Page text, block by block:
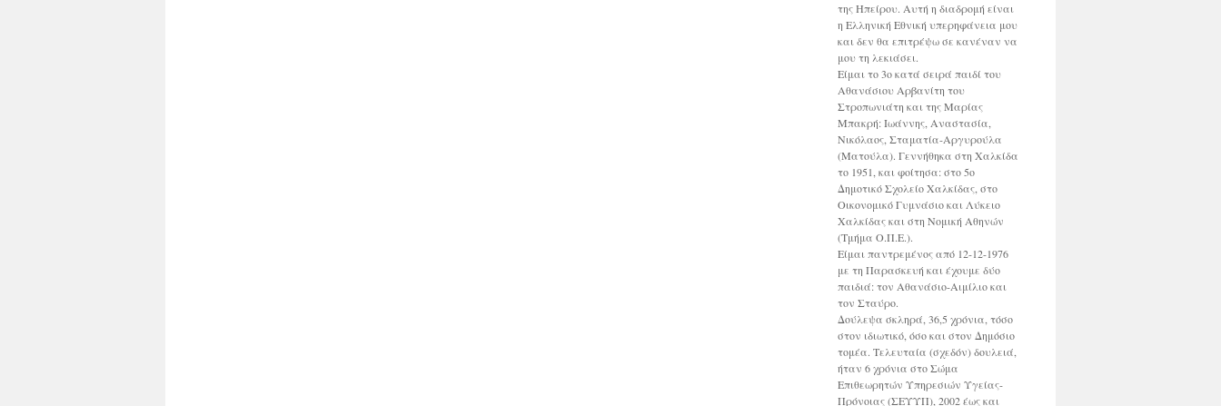
της Ηπείρου. Αυτή η διαδρομή είναι
η Ελληνική Εθνική υπερηφάνεια μου
και δεν θα επιτρέψω σε κανέναν να
μου τη λεκιάσει.
Είμαι το 3ο κατά σειρά παιδί του
Αθανάσιου Αρβανίτη του
Στροπωνιάτη και της Μαρίας
Μπακρή: Ιωάννης, Αναστασία,
Νικόλαος, Σταματία-Αργυρούλα
(Ματούλα). Γεννήθηκα στη Χαλκίδα
το 1951, και φοίτησα: στο 5ο
Δημοτικό Σχολείο Χαλκίδας, στο
Οικονομικό Γυμνάσιο και Λύκειο
Χαλκίδας και στη Νομική Αθηνών
(Τμήμα Ο.Π.Ε.).
Είμαι παντρεμένος από 12-12-1976
με τη Παρασκευή και έχουμε δύο
παιδιά: τον Αθανάσιο-Αιμίλιο και
τον Σταύρο.
Δούλεψα σκληρά, 36,5 χρόνια, τόσο
στον ιδιωτικό, όσο και στον Δημόσιο
τομέα. Τελευταία (σχεδόν) δουλειά,
ήταν 6 χρόνια στο Σώμα
Επιθεωρητών Υπηρεσιών Υγείας-
Πρόνοιας (ΣΕΥΥΠ), 2002 έως και